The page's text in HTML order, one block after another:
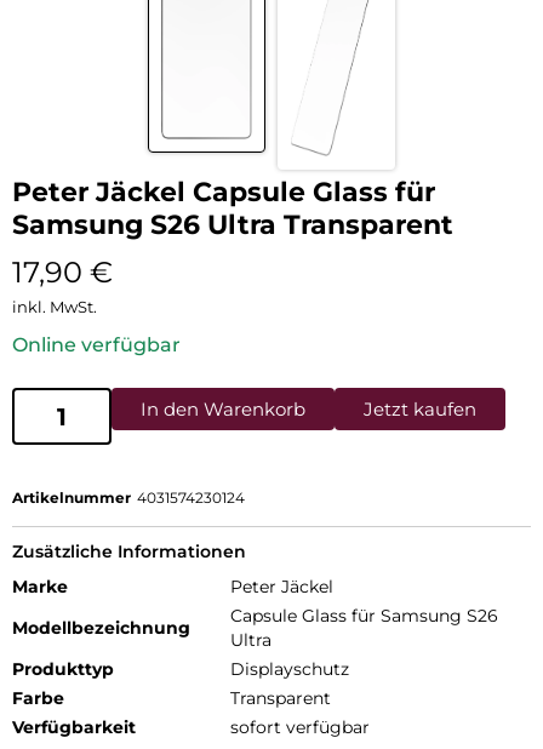
Peter Jäckel Capsule Glass für
Samsung S26 Ultra Transparent
17,90 €
inkl. MwSt.
Online verfügbar
In den Warenkorb Jetzt kaufen
Artikelnummer 4031574230124
Zusätzliche Informationen
Marke
Peter Jäckel
Modellbezeichnung
Capsule Glass für Samsung S26
Ultra
Produkttyp
Displayschutz
Farbe
Transparent
Verfügbarkeit
sofort verfügbar